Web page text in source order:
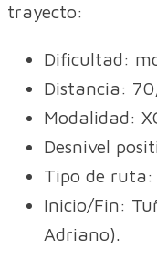
trayecto:
Dificultad:
Distancia:
Modalidad:
Desnivel
Tipo de ruta:
Inicio/Fin:
Adriano).